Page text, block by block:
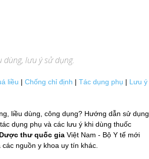
lưu ý sử dụng.
liều | Chống chỉ định | Tác dụng phụ | Lưu ý
liều dùng, công dụng? Hướng dẫn sử dụng
dụng phụ và các lưu ý khi dùng thuốc
Dược thư quốc gia Việt Nam - Bộ Y tế mới
nguồn y khoa uy tín khác.